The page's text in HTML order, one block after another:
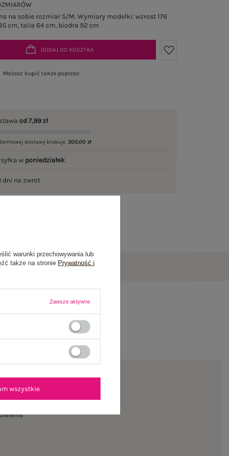
na sobie rozmiar S/M. Wymiary modelki: wzrost 176
cm, talia 64 cm, biodra 92 cm
DODAJ DO KOSZYKA
Możesz kupić także poprzez:
od 7,99 zł
dostawy brakuje 200,00 zł
w poniedziałek
dni na zwrot
warunki przechowywania lub
także na stronie Prywatność i
Zawsze aktywne
wszystkie